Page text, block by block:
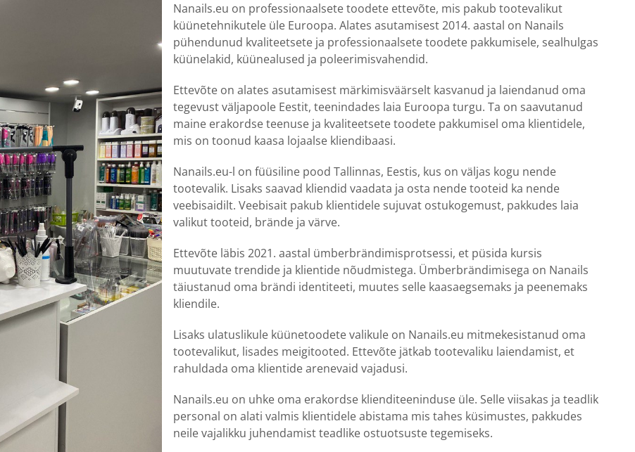
Nanails.eu on professionaalsete toodete ettevõte, mis pakub tootevalikut
küünetehnikutele üle Euroopa. Alates asutamisest 2014. aastal on Nanails
pühendunud kvaliteetsete ja professionaalsete toodete pakkumisele, sealhulgas
küünelakid, küünealused ja poleerimisvahendid.
Ettevõte on alates asutamisest märkimisväärselt kasvanud ja laiendanud oma
tegevust väljapoole Eestit, teenindades laia Euroopa turgu. Ta on saavutanud
maine erakordse teenuse ja kvaliteetsete toodete pakkumisel oma klientidele,
mis on toonud kaasa lojaalse kliendibaasi.
Nanails.eu-l on füüsiline pood Tallinnas, Eestis, kus on väljas kogu nende
tootevalik. Lisaks saavad kliendid vaadata ja osta nende tooteid ka nende
veebisaidilt. Veebisait pakub klientidele sujuvat ostukogemust, pakkudes laia
valikut tooteid, brände ja värve.
Ettevõte läbis 2021. aastal ümberbrändimisprotsessi, et püsida kursis
muutuvate trendide ja klientide nõudmistega. Ümberbrändimisega on Nanails
täiustanud oma brändi identiteeti, muutes selle kaasaegsemaks ja peenemaks
kliendile.
Lisaks ulatuslikule küünetoodete valikule on Nanails.eu mitmekesistanud oma
tootevalikut, lisades meigitooted. Ettevõte jätkab tootevaliku laiendamist, et
rahuldada oma klientide arenevaid vajadusi.
Nanails.eu on uhke oma erakordse klienditeeninduse üle. Selle viisakas ja teadlik
personal on alati valmis klientidele abistama mis tahes küsimustes, pakkudes
neile vajalikku juhendamist teadlike ostuotsuste tegemiseks.